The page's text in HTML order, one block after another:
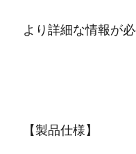
より詳細な情報が
【製品仕様】